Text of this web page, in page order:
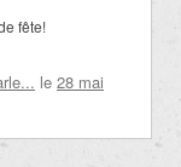
fête!
le 28 mai